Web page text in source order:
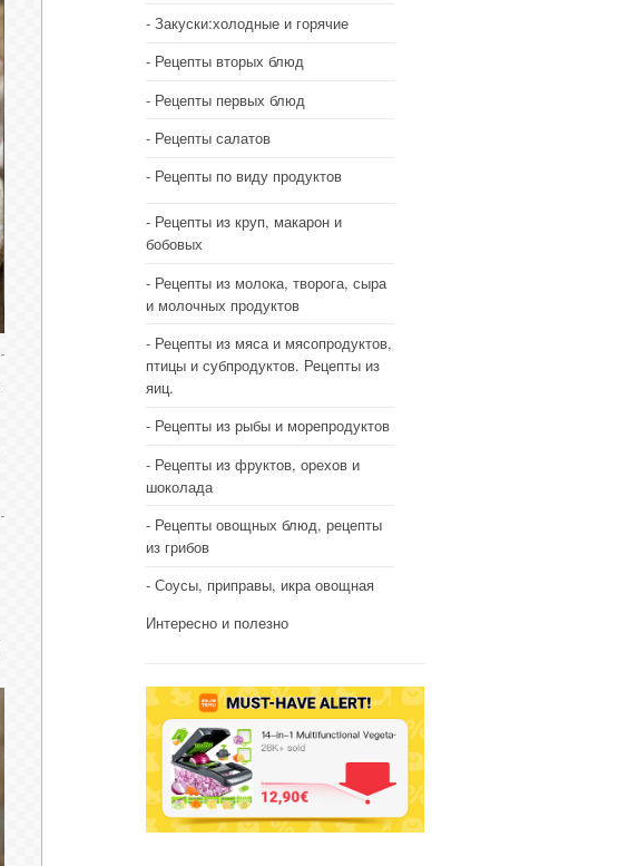
Закуски:холодные и горячие
Рецепты вторых блюд
Рецепты первых блюд
Рецепты салатов
Рецепты по виду продуктов
Рецепты из круп, макарон и
бобовых
Рецепты из молока, творога, сыра
и молочных продуктов
Рецепты из мяса и мясопродуктов,
птицы и субпродуктов. Рецепты из
яиц.
Рецепты из рыбы и морепродуктов
Рецепты из фруктов, орехов и
шоколада
Рецепты овощных блюд, рецепты
из грибов
Соусы, приправы, икра овощная
Интересно и полезно